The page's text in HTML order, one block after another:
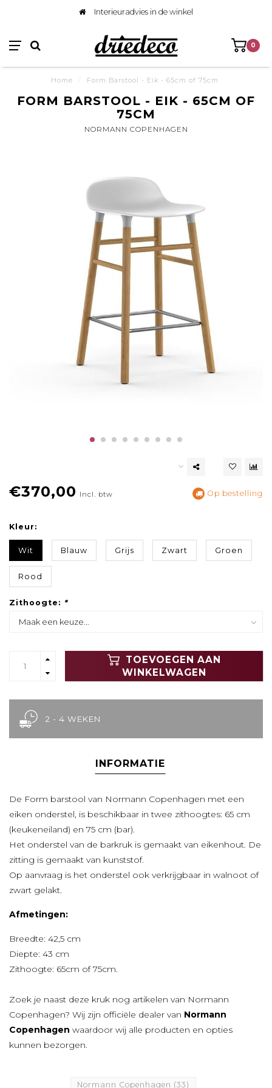
Interieuradvies in de winkel
0
Home Form Barstool - Eik - 65cm of 75cm
FORM BARSTOOL - EIK - 65CM OF
75CM
NORMANN COPENHAGEN
€370,00 Incl. btw Op bestelling
Kleur:
Wit Blauw Grijs Zwart Groen
Rood
Zithoogte: *
TOEVOEGEN AAN
WINKELWAGEN
2 - 4 WEKEN
INFORMATIE
De Form barstool van Normann Copenhagen met een
eiken onderstel, is beschikbaar in twee zithoogtes: 65 cm
(keukeneiland) en 75 cm (bar).
Het onderstel van de barkruk is gemaakt van eikenhout. De
zitting is gemaakt van kunststof.
Op aanvraag is het onderstel ook verkrijgbaar in walnoot of
zwart gelakt.
Afmetingen:
Breedte: 42,5 cm
Diepte: 43 cm
Zithoogte: 65cm of 75cm.
Zoek je naast deze kruk nog artikelen van Normann
Copenhagen? Wij zijn officiële dealer van Normann
Copenhagen waardoor wij alle producten en opties
kunnen bezorgen.
Normann Copenhagen (33)